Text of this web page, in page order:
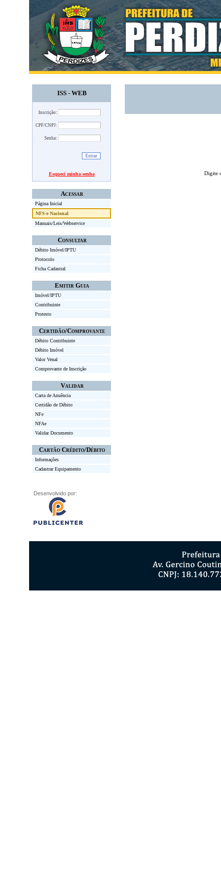
ISS - WEB
Inscrição:
CPF/CNPJ:
Senha:
Esqueci minha senha
Acessar
Página Inicial
NFS-e Nacional
Manuais/Leis/Webservice
Consultar
Débito Imóvel/IPTU
Protocolo
Ficha Cadastral
Emitir Guia
Imóvel/IPTU
Contribuinte
Protesto
Certidão/Comprovante
Débito Contribuinte
Débito Imóvel
Valor Venal
Comprovante de Inscrição
Validar
Carta de Anuência
Certidão de Débito
NFe
NFAe
Validar Documento
Cartão Crédito/Débito
Informações
Cadastrar Equipamento
Desenvolvido por:
Digite